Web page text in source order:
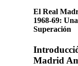
El Real
1968-69:
Superación
Madrid